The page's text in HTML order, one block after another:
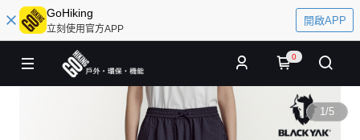
GoHiking
立刻使用官方APP
開啟APP
0
1/5